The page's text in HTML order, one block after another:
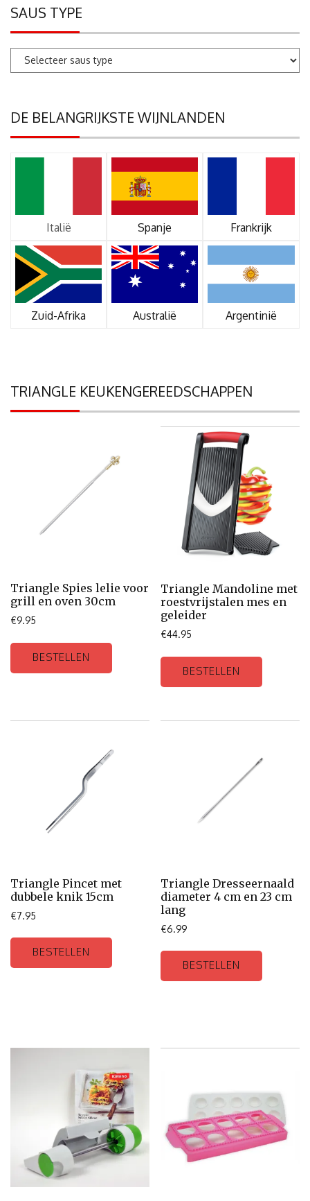
SAUS TYPE
DE BELANGRIJKSTE WIJNLANDEN
Italië Spanje Frankrijk
Zuid-Afrika Australië Argentinië
TRIANGLE KEUKENGEREEDSCHAPPEN
Triangle Spies lelie voor
grill en oven 30cm
€9.95
BESTELLEN
Triangle Mandoline met
roestvrijstalen mes en
geleider
€44.95
BESTELLEN
Triangle Pincet met
dubbele knik 15cm
€7.95
BESTELLEN
Triangle Dresseernaald
diameter 4 cm en 23 cm
lang
€6.99
BESTELLEN